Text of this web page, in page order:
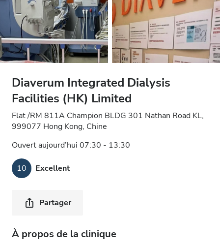
Diaverum Integrated Dialysis
Facilities (HK) Limited
Flat /RM 811A Champion BLDG 301 Nathan Road KL,
999077 Hong Kong, Chine
Ouvert aujourd’hui 07:30 - 13:30
10 Excellent
Partager
À propos de la clinique